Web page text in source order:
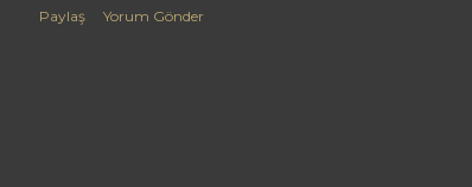
Paylaş Yorum Gönder